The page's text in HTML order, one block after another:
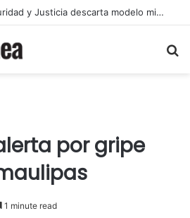
Layda Sansores anuncia acciones para fortalecer sectores en Campeche
por gripe
1 minute read